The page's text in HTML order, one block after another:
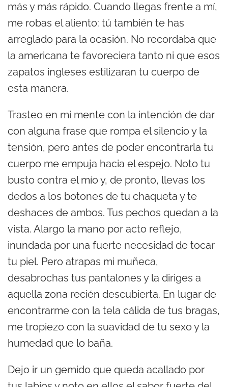
más y más rápido. Cuando llegas frente a mí,
me robas el aliento: tú también te has
arreglado para la ocasión. No recordaba que
la americana te favoreciera tanto ni que esos
zapatos ingleses estilizaran tu cuerpo de
esta manera.
Trasteo en mi mente con la intención de dar
con alguna frase que rompa el silencio y la
tensión, pero antes de poder encontrarla tu
cuerpo me empuja hacia el espejo. Noto tu
busto contra el mío y, de pronto, llevas los
dedos a los botones de tu chaqueta y te
deshaces de ambos. Tus pechos quedan a la
vista. Alargo la mano por acto reflejo,
inundada por una fuerte necesidad de tocar
tu piel. Pero atrapas mi muñeca,
desabrochas tus pantalones y la diriges a
aquella zona recién descubierta. En lugar de
encontrarme con la tela cálida de tus bragas,
me tropiezo con la suavidad de tu sexo y la
humedad que lo baña.
Dejo ir un gemido que queda acallado por